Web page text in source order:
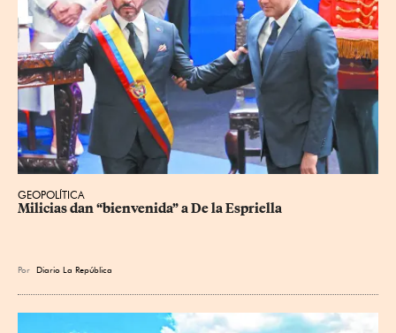
GEOPOLÍTICA
Milicias dan “bienvenida” a De la Espriella
Por Diario La República